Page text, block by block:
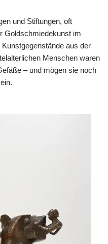
und Stiftungen, oft
Goldschmiedekunst im
aus der
Menschen waren
– und mögen sie noch